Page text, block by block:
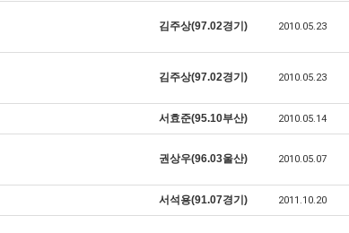
김주상(97.02경기) 2010.05.23
김주상(97.02경기) 2010.05.23
서효준(95.10부산) 2010.05.14
권상우(96.03울산) 2010.05.07
서석용(91.07경기) 2011.10.20